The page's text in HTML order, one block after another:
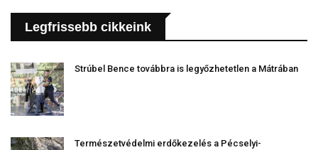
Legfrissebb cikkeink
Strúbel Bence továbbra is legyőzhetetlen a Mátrában
Természetvédelmi erdőkezelés a Pécselyi-